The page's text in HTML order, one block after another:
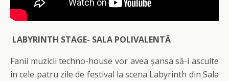
LABYRINTH STAGE- SALA POLIVALENTĂ
Fanii muzicii techno-house vor avea șansa să-i asculte
în cele patru zile de festival la scena Labyrinth din Sala